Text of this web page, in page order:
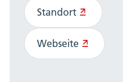
Standort
Webseite